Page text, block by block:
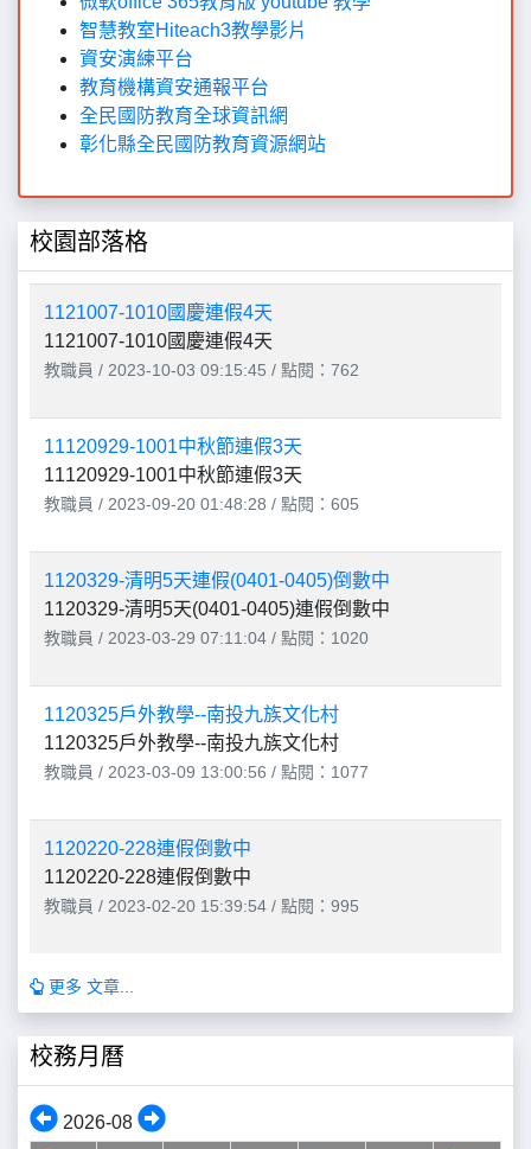
智慧教室Hiteach3教學影片
資安演練平台
教育機構資安通報平台
全民國防教育全球資訊網
彰化縣全民國防教育資源網站
校園部落格
1121007-1010國慶連假4天
1121007-1010國慶連假4天
教職員 / 2023-10-03 09:15:45 / 點閱：762
11120929-1001中秋節連假3天
11120929-1001中秋節連假3天
教職員 / 2023-09-20 01:48:28 / 點閱：605
1120329-清明5天連假(0401-0405)倒數中
1120329-清明5天(0401-0405)連假倒數中
教職員 / 2023-03-29 07:11:04 / 點閱：1020
1120325戶外教學--南投九族文化村
1120325戶外教學--南投九族文化村
教職員 / 2023-03-09 13:00:56 / 點閱：1077
1120220-228連假倒數中
1120220-228連假倒數中
教職員 / 2023-02-20 15:39:54 / 點閱：995
更多 文章...
校務月曆
2026-08